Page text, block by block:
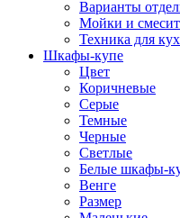
Варианты
Мойки и
Техника для
Шкафы-купе
Цвет
Коричневые
Серые
Темные
Черные
Светлые
Белые шкафы-
Венге
Размер